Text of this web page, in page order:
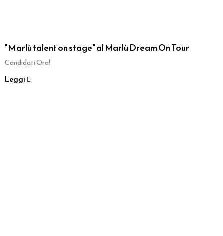
"Marlù talent on stage" al Marlù Dream On Tour
Candidati Ora!
Leggi